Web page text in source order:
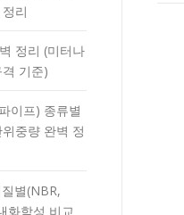
리
정리 (미터나
기준)
이프) 종류별
중량 완벽 정
별(NBR,
화학성 비교